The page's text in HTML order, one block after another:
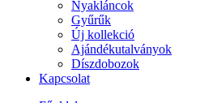
Nyakláncok
Gyűrűk
Új kollekció
Ajándékutalványok
Díszdobozok
Kapcsolat